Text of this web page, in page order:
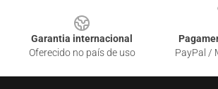
Garantia internacional
Oferecido no país de uso
PayPal /